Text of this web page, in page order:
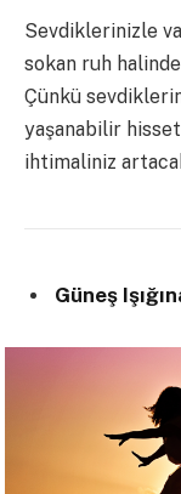
Sevdiklerinizle
sokan ruh
Çünkü
yaşanabilir
ihtimaliniz
Güneş